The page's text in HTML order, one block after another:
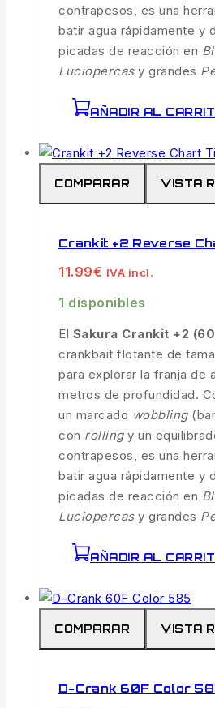
contrapesos, es una
batir agua rápidamente y
picadas de reacción en
Luciopercasy grandes
AÑADIR AL
COMPARAR VISTA
Crankit +2 Reverse
11.99€ IVA incl.
1 disponibles
El Sakura Crankit +2
crankbait flotante de
para explorar la franja de
metros de profundidad.
un marcado wobbling
con rollingy un
contrapesos, es una
batir agua rápidamente y
picadas de reacción en
Luciopercasy grandes
AÑADIR AL
COMPARAR VISTA
D-Crank 60F Color